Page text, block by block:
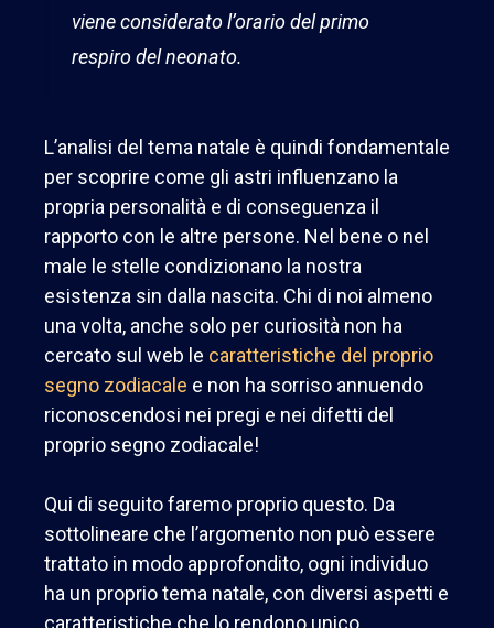
viene considerato l’orario del primo
respiro del neonato.
L’analisi del tema natale è quindi fondamentale
per scoprire come gli astri influenzano la
propria personalità e di conseguenza il
rapporto con le altre persone. Nel bene o nel
male le stelle condizionano la nostra
esistenza sin dalla nascita. Chi di noi almeno
una volta, anche solo per curiosità non ha
cercato sul web le caratteristiche del proprio
segno zodiacale e non ha sorriso annuendo
riconoscendosi nei pregi e nei difetti del
proprio segno zodiacale!
Qui di seguito faremo proprio questo. Da
sottolineare che l’argomento non può essere
trattato in modo approfondito, ogni individuo
ha un proprio tema natale, con diversi aspetti e
caratteristiche che lo rendono unico